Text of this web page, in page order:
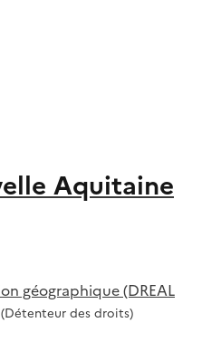
Aquitaine
géographique (DREAL
(Détenteur des droits)